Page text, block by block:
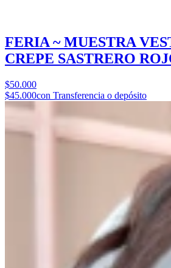
FERIA ~ MUESTRA
CREPE SASTRERO
$50.000
$45.000con Transferencia o depósito